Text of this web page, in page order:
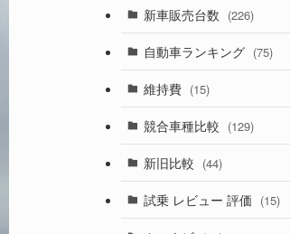
(525)
(356)
(328)
(194)
(230)
(253)
(188)
(242)
(85)
(84)
(14)
(222)
(28)
(8)
(3)
(3)
(5)
新車販売台数 (226)
(21)
(5)
(7)
自動車ランキング (75)
維持費 (15)
競合車種比較 (129)
新旧比較 (44)
試乗 レビュー 評価 (15)